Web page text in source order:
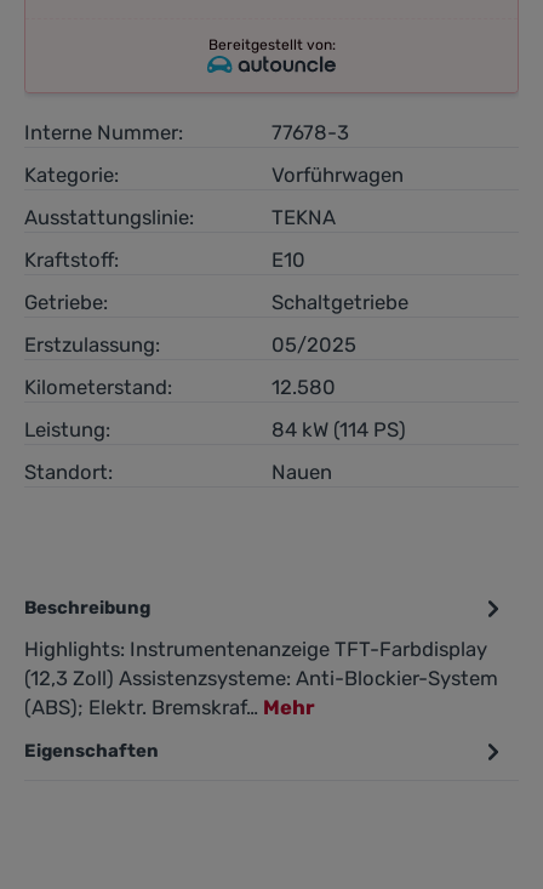
Bereitgestellt von:
Interne Nummer:
77678-3
Kategorie:
Vorführwagen
Ausstattungslinie:
TEKNA
Kraftstoff:
E10
Getriebe:
Schaltgetriebe
Erstzulassung:
05/2025
Kilometerstand:
12.580
Leistung:
84 kW (114 PS)
Standort:
Nauen
Beschreibung
Highlights: Instrumentenanzeige TFT-Farbdisplay
(12,3 Zoll) Assistenzsysteme: Anti-Blockier-System
(ABS); Elektr. Bremskraf… Mehr
Eigenschaften